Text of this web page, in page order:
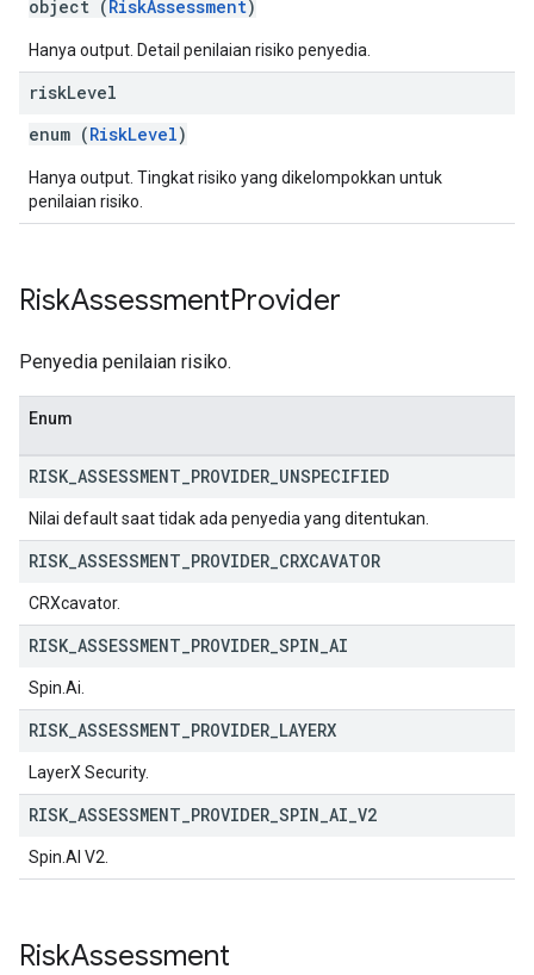
object ( RiskAssessment)
Hanya output. Detail penilaian risiko penyedia.
riskLevel
enum (RiskLevel)
Hanya output. Tingkat risiko yang dikelompokkan untuk
penilaian risiko.
RiskAssessmentProvider
Penyedia penilaian risiko.
Enum
RISK ASSESSMENT PROVIDER UNSPECIFIED
Nilai default saat tidak ada penyedia yang ditentukan.
RISK ASSESSMENT PROVIDER CRXCAVATOR
CRXcavator.
RISK ASSESSMENT PROVIDER SPIN AI
Spin.Ai.
RISK ASSESSMENT PROVIDER LAYERX
LayerX Security.
RISK ASSESSMENT PROVIDER SPIN AI V2
Spin.AI V2.
RiskAssessment